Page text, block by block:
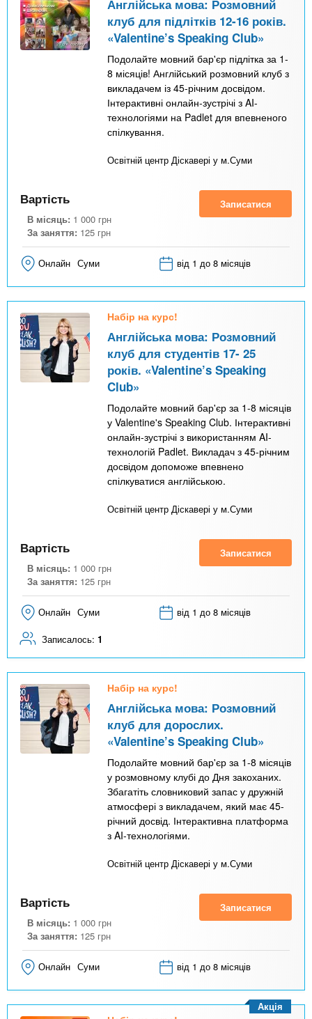
Англійська мова: Розмовний
клуб для підлітків 12-16 років.
«Valentine’s Speaking Club»
Подолайте мовний бар'єр підлітка за 1-
8 місяців! Англійський розмовний клуб з
викладачем із 45-річним досвідом.
Інтерактивні онлайн-зустрічі з AI-
технологіями на Padlet для впевненого
спілкування.
Освітній центр Діскавері у м.Суми
Вартість
В місяць: 1 000 грн
За заняття: 125 грн
Записатися
Онлайн Суми від 1 до 8 місяців
Набір на курс!
Англійська мова: Розмовний
клуб для студентів 17- 25
років. «Valentine’s Speaking
Club»
Подолайте мовний бар'єр за 1-8 місяців
у Valentine's Speaking Club. Інтерактивні
онлайн-зустрічі з використанням AI-
технологій Padlet. Викладач з 45-річним
досвідом допоможе впевнено
спілкуватися англійською.
Освітній центр Діскавері у м.Суми
Вартість
В місяць: 1 000 грн
За заняття: 125 грн
Записатися
Онлайн Суми від 1 до 8 місяців
Записалось: 1
Набір на курс!
Англійська мова: Розмовний
клуб для дорослих.
«Valentine’s Speaking Club»
Подолайте мовний бар'єр за 1-8 місяців
у розмовному клубі до Дня закоханих.
Збагатіть словниковий запас у дружній
атмосфері з викладачем, який має 45-
річний досвід. Інтерактивна платформа
з AI-технологіями.
Освітній центр Діскавері у м.Суми
Вартість
В місяць: 1 000 грн
За заняття: 125 грн
Записатися
Онлайн Суми від 1 до 8 місяців
Акція